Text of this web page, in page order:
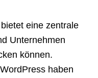
eine zentrale
Unternehmen
können.
haben